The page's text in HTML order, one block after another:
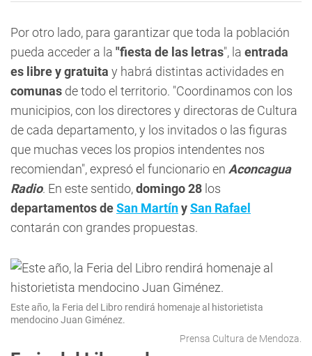
Por otro lado, para garantizar que toda la población
pueda acceder a la "fiesta de las letras", la entrada
es libre y gratuita y habrá distintas actividades en
comunas de todo el territorio. "Coordinamos con los
municipios, con los directores y directoras de Cultura
de cada departamento, y los invitados o las figuras
que muchas veces los propios intendentes nos
recomiendan", expresó el funcionario en Aconcagua
Radio. En este sentido,domingo 28 los
departamentos deSan MartínySan Rafael
contarán con grandes propuestas.
Este año, la Feria del Libro rendirá homenaje al historietista
mendocino Juan Giménez.
Prensa Cultura de Mendoza.